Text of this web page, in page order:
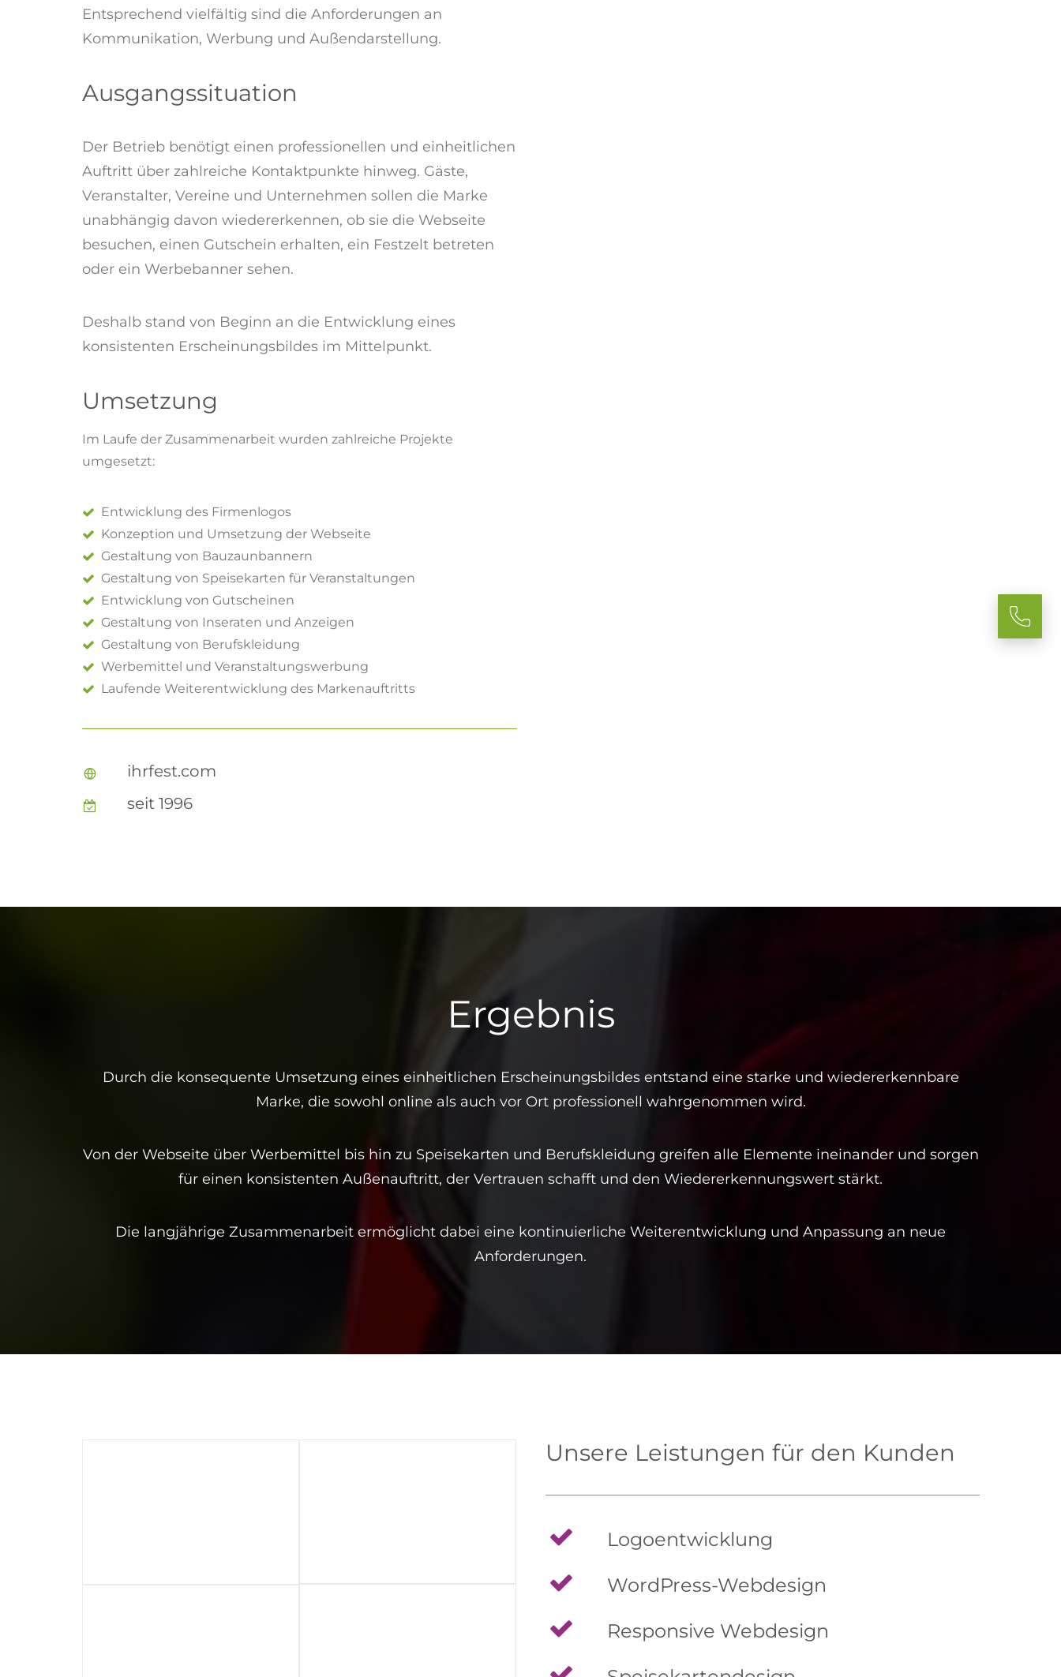
Entsprechend vielfältig sind die Anforderungen an
Kommunikation, Werbung und Außendarstellung.
Ausgangssituation
Der Betrieb benötigt einen professionellen und einheitlichen
Auftritt über zahlreiche Kontaktpunkte hinweg. Gäste,
Veranstalter, Vereine und Unternehmen sollen die Marke
unabhängig davon wiedererkennen, ob sie die Webseite
besuchen, einen Gutschein erhalten, ein Festzelt betreten
oder ein Werbebanner sehen.
Deshalb stand von Beginn an die Entwicklung eines
konsistenten Erscheinungsbildes im Mittelpunkt.
Umsetzung
Im Laufe der Zusammenarbeit wurden zahlreiche Projekte
umgesetzt:
Entwicklung des Firmenlogos
Konzeption und Umsetzung der Webseite
Gestaltung von Bauzaunbannern
Gestaltung von Speisekarten für Veranstaltungen
Entwicklung von Gutscheinen
Gestaltung von Inseraten und Anzeigen
Gestaltung von Berufskleidung
Werbemittel und Veranstaltungswerbung
Laufende Weiterentwicklung des Markenauftritts
ihrfest.com
seit 1996
Ergebnis
Durch die konsequente Umsetzung eines einheitlichen Erscheinungsbildes entstand eine starke und wiedererkennbare
Marke, die sowohl online als auch vor Ort professionell wahrgenommen wird.
Von der Webseite über Werbemittel bis hin zu Speisekarten und Berufskleidung greifen alle Elemente ineinander und sorgen
für einen konsistenten Außenauftritt, der Vertrauen schafft und den Wiedererkennungswert stärkt.
Die langjährige Zusammenarbeit ermöglicht dabei eine kontinuierliche Weiterentwicklung und Anpassung an neue
Anforderungen.
Unsere Leistungen für den Kunden
Logoentwicklung
WordPress-Webdesign
Responsive Webdesign